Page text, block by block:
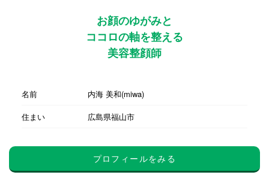
お顔のゆがみと
ココロの軸を整える
美容整顔師
名前
内海 美和(miwa)
住まい
広島県福山市
プロフィールをみる